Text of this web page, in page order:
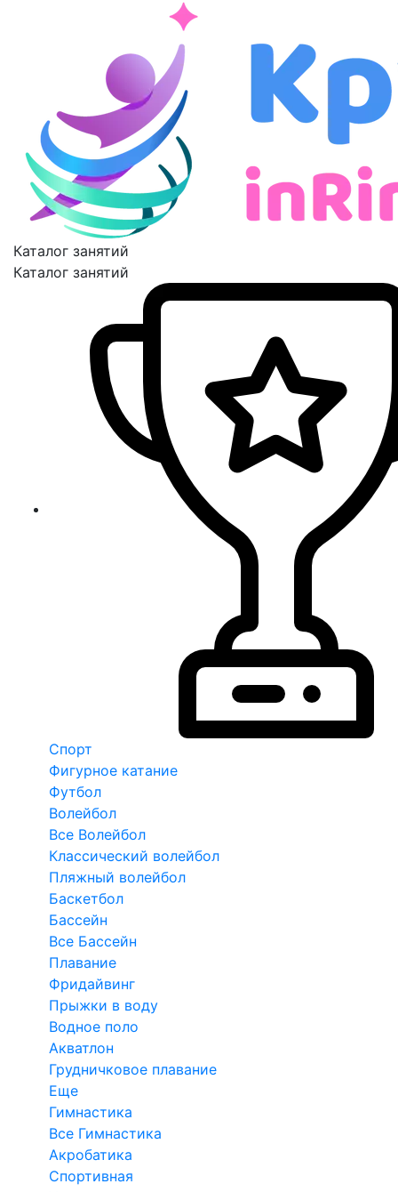
Каталог занятий
Каталог занятий
Спорт
Фигурное катание
Футбол
Волейбол
Все Волейбол
Классический волейбол
Пляжный волейбол
Баскетбол
Бассейн
Все Бассейн
Плавание
Фридайвинг
Прыжки в воду
Водное поло
Акватлон
Грудничковое плавание
Еще
Гимнастика
Все Гимнастика
Акробатика
Спортивная